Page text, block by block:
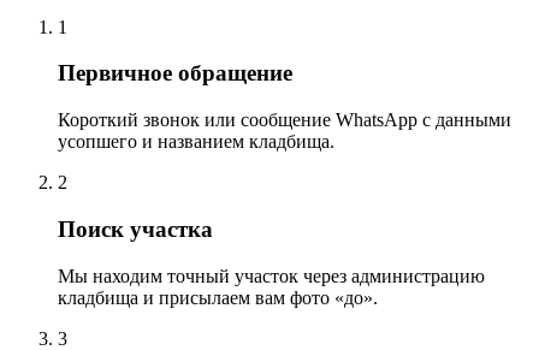
1
Первичное обращение
Короткий звонок или сообщение WhatsApp с данными
усопшего и названием кладбища.
2
Поиск участка
Мы находим точный участок через администрацию
кладбища и присылаем вам фото «до».
3